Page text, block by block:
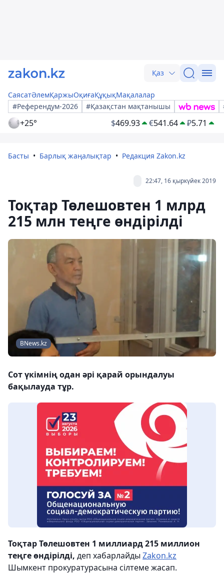
Қаз
СаясатӘлемҚаржыОқиғаҚұқықМақалалар
#Референдум-2026
#Қазақстан мақтанышы
+25° $469.93 €541.64 ₽5.71
Басты Барлық жаңалықтар Редакция Zakon.kz
22:47, 16 қыркүйек 2019
Тоқтар Төлешовтен 1 млрд
215 млн теңге өндірілді
BNews.kz
Сот үкімнің одан әрі қарай орындалуы
бақылауда тұр.
Тоқтар Төлешовтен 1 миллиард 215 миллион
теңге өндірілді, деп хабарлайды Zakon.kz
Шымкент прокуратурасына сілтеме жасап.